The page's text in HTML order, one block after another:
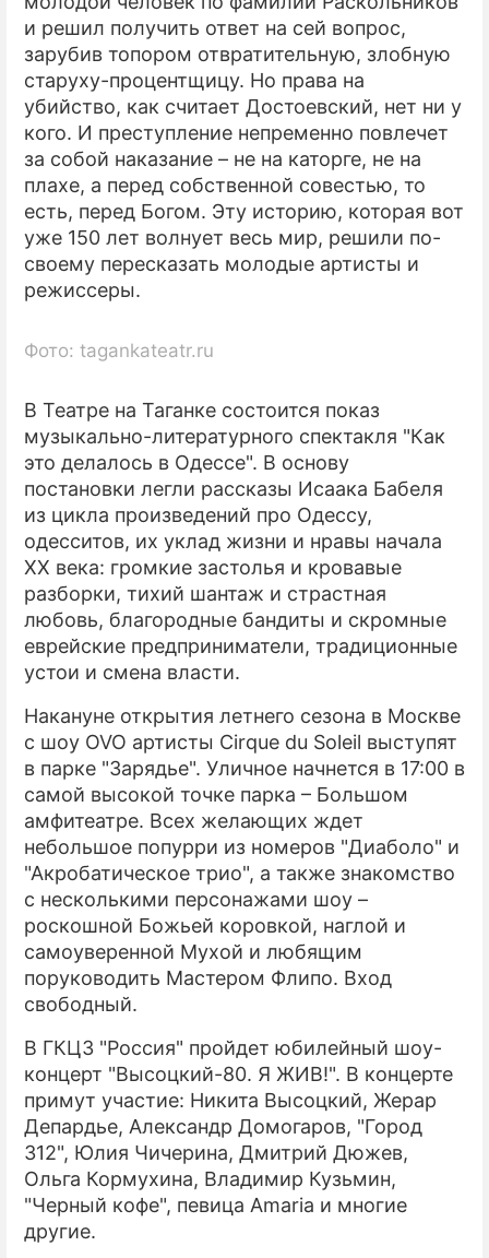
и решил получить ответ на сей вопрос,
зарубив топором отвратительную, злобную
старуху-процентщицу. Но права на
убийство, как считает Достоевский, нет ни у
кого. И преступление непременно повлечет
за собой наказание – не на каторге, не на
плахе, а перед собственной совестью, то
есть, перед Богом. Эту историю, которая вот
уже 150 лет волнует весь мир, решили по-
своему пересказать молодые артисты и
режиссеры.
Фото: tagankateatr.ru
В Театре на Таганке состоится показ
музыкально-литературного спектакля "Как
это делалось в Одессе". В основу
постановки легли рассказы Исаака Бабеля
из цикла произведений про Одессу,
одесситов, их уклад жизни и нравы начала
XX века: громкие застолья и кровавые
разборки, тихий шантаж и страстная
любовь, благородные бандиты и скромные
еврейские предприниматели, традиционные
устои и смена власти.
Накануне открытия летнего сезона в Москве
с шоу OVO артисты Cirque du Soleil выступят
в парке "Зарядье". Уличное начнется в 17:00 в
самой высокой точке парка – Большом
амфитеатре. Всех желающих ждет
небольшое попурри из номеров "Диаболо" и
"Акробатическое трио", а также знакомство
с несколькими персонажами шоу –
роскошной Божьей коровкой, наглой и
самоуверенной Мухой и любящим
поруководить Мастером Флипо. Вход
свободный.
В ГКЦЗ "Россия" пройдет юбилейный шоу-
концерт "Высоцкий-80. Я ЖИВ!". В концерте
примут участие: Никита Высоцкий, Жерар
Депардье, Александр Домогаров, "Город
312", Юлия Чичерина, Дмитрий Дюжев,
Ольга Кормухина, Владимир Кузьмин,
"Черный кофе", певица Amaria и многие
другие.